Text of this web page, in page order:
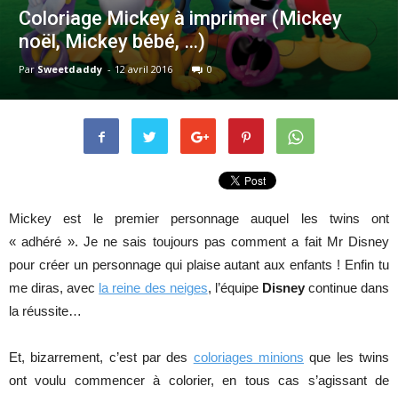
Coloriage Mickey à imprimer (Mickey
noël, Mickey bébé, …)
Par Sweetdaddy - 12 avril 2016 0
Mickey est le premier personnage auquel les twins ont
« adhéré ». Je ne sais toujours pas comment a fait Mr Disney
pour créer un personnage qui plaise autant aux enfants ! Enfin tu
me diras, avec la reine des neiges, l’équipe Disneycontinue dans
la réussite…
Et, bizarrement, c’est par des coloriages minions que les twins
ont voulu commencer à colorier, en tous cas s’agissant de